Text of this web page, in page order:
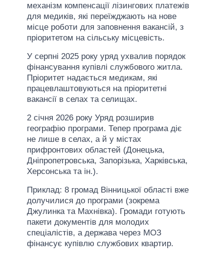
механізм компенсації лізингових платежів
для медиків, які переїжджають на нове
місце роботи для заповнення вакансій, з
пріоритетом на сільську місцевість.
У серпні 2025 року уряд ухвалив порядок
фінансування купівлі службового житла.
Пріоритет надається медикам, які
працевлаштовуються на пріоритетні
вакансії в селах та селищах.
2 січня 2026 року Уряд розширив
географію програми. Тепер програма діє
не лише в селах, а й у містах
прифронтових областей (Донецька,
Дніпропетровська, Запорізька, Харківська,
Херсонська та ін.).
Приклад: 8 громад Вінницької області вже
долучилися до програми (зокрема
Джулинка та Махнівка). Громади готують
пакети документів для молодих
спеціалістів, а держава через МОЗ
фінансує купівлю службових квартир.